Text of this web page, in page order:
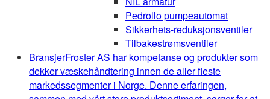
Pedrollo pumpeautomat
Sikkerhets-reduksjonsventiler
Tilbakestrømsventiler
BransjerFroster AS har kompetanse og produkter som
dekker væskehåndtering innen de aller fleste
markedssegmenter i Norge. Denne erfaringen,